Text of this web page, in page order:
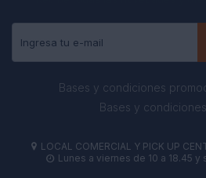
Bases y condiciones
Bases y
 LOCAL COMERCIAL Y PICK UP
 Lunes a viernes de 10 a 18.45 y